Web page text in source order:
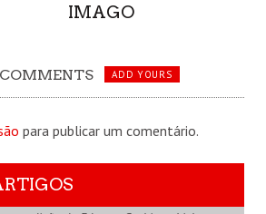
IMAGO
ADD YOURS
para publicar um comentário.